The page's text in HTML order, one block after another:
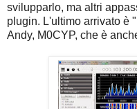
svilupparlo, ma altri
plugin. L'ultimo arrivato è
Andy, M0CYP, che è